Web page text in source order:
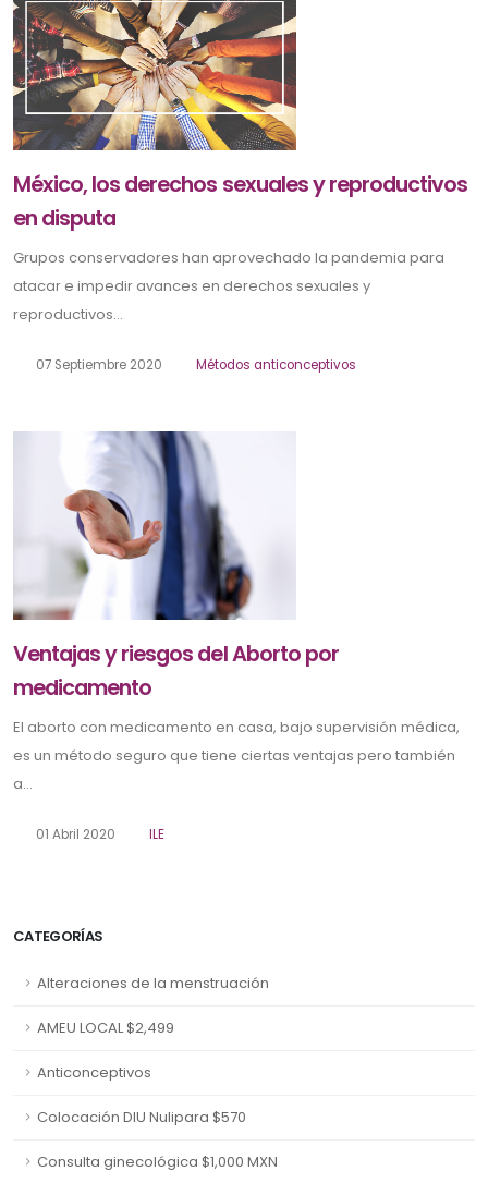
CATEGORÍAS
Alteraciones de la menstruación
AMEU LOCAL $2,499
Anticonceptivos
Colocación DIU Nulipara $570
Consulta ginecológica $1,000 MXN
México, los derechos sexuales y reproductivos
en disputa
Grupos conservadores han aprovechado la pandemia para
atacar e impedir avances en derechos sexuales y
reproductivos...
07 Septiembre 2020 Métodos anticonceptivos
Ventajas y riesgos del Aborto por
medicamento
El aborto con medicamento en casa, bajo supervisión médica,
es un método seguro que tiene ciertas ventajas pero también
a...
01 Abril 2020 ILE